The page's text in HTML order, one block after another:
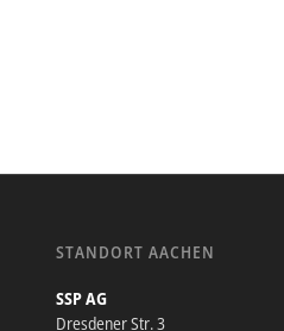
STANDORT AACHEN
SSP AG
Dresdener Str. 3